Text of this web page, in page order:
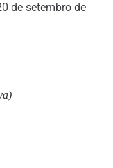
de setembro de